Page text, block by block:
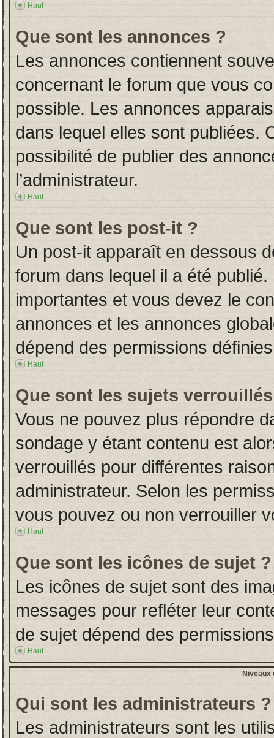
Haut
Que sont les annonces ?
Les annonces contiennent
concernant le forum que vous
possible. Les annonces
dans lequel elles sont publiées.
possibilité de publier des
l’administrateur.
Haut
Que sont les post-it ?
Un post-it apparaît en dessous
forum dans lequel il a été
importantes et vous devez le
annonces et les annonces
dépend des permissions
Haut
Que sont les sujets
Vous ne pouvez plus répondre
sondage y étant contenu est
verrouillés pour différentes
administrateur. Selon les
vous pouvez ou non verrouiller
Haut
Que sont les icônes de sujet ?
Les icônes de sujet sont des
messages pour refléter leur
de sujet dépend des
Haut
Niveaux
Qui sont les administrateurs ?
Les administrateurs sont les